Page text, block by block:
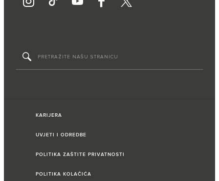
KARIJERA
UVJETI I ODREDBE
POLITIKA ZAŠTITE PRIVATNOSTI
POLITIKA KOLAČIĆA